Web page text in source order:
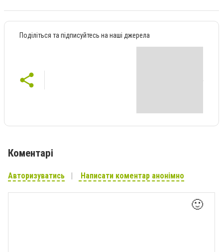
Поділіться та підписуйтесь на наші джерела
Коментарі
Авторизуватись Написати коментар анонімно
🙂